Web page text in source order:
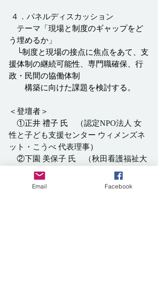
４．パネルディスカッション
テーマ 「現場と制度のギャップをど
う埋めるか」
└制度と現場の接点に焦点をあて、支
援体制の継続可能性、専門職確保、行
政・民間の協働体制
構築に向けた課題を検討する。
＜登壇者＞
①正井 禮子 氏　（認定NPO法人 女
性と子ども支援センター ウィメンズネ
ット・こうべ 代表理事）
② 下園 美保子 氏　（秋田看護福祉大
学 教授／保健師・看護師／日本評価学
会 認定評価士）
Email Facebook